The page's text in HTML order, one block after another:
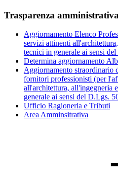
Trasparenza amministrativa
Aggiornamento Elenco
servizi attinenti
tecnici in generale ai sensi
Determina aggiornamento
Aggiornamento straordinario
fornitori professionisti (per
all'architettura, all'ingegneria
generale ai sensi del D.Lgs.
Ufficio Ragioneria e Tributi
Area Amminsitrativa